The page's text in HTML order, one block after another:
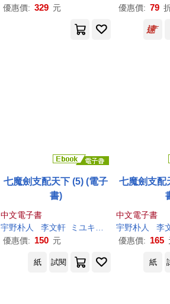
優惠價: 329 元
優惠價: 79
七魔劍支配天下 (5) (電子
書)
中文電子書
宇野朴人 李文軒
ミユキルリア
優惠價: 150 元
七魔劍支配
中文電子書
宇野朴人 李
優惠價: 165
紙 試閱 紙